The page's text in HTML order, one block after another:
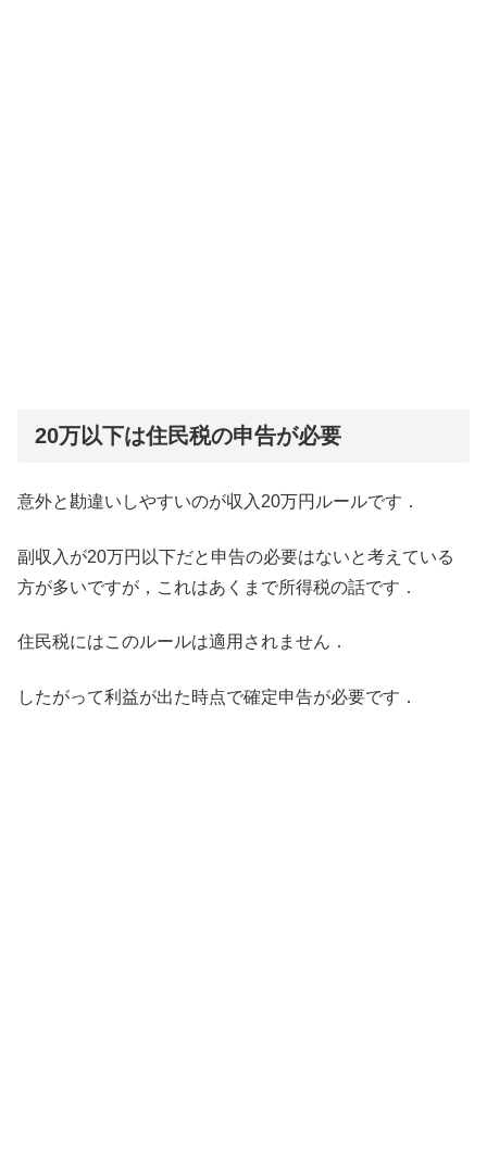
20万以下は住民税の申告が必要
意外と勘違いしやすいのが収入20万円ルールです．
副収入が20万円以下だと申告の必要はないと考えている
方が多いですが，これはあくまで所得税の話です．
住民税にはこのルールは適用されません．
したがって利益が出た時点で確定申告が必要です．